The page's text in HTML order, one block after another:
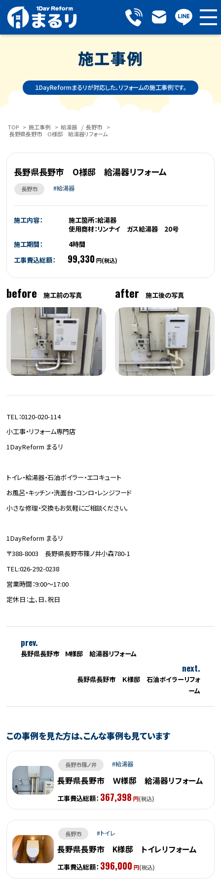
施工事例
１DayReformまるリが対応した、リフォームの施工事例です。
TOP > 施工事例 > 給湯器 / 長野市
>
長野県長野市 O様邸 給湯器リフォーム
長野県長野市 O様邸 給湯器リフォーム
長野市 給湯器
施工内容：
施工箇所：給湯器
使用商材：リンナイ ガス給湯器 20号
施工期間：
4時間
工事費込総額：
99,330 円(税込)
before 施工前の写真 after 施工後の写真
TEL：0120-020-114
小工事・リフォーム専門店
1DayReform まるリ
トイレ・給湯器・石油ボイラー・エコキュート
お風呂・キッチン・洗面台・コンロ・レンジフード
小さな修理・交換もお気軽にご相談ください。
1DayReform まるリ
〒388-8003 長野県長野市篠ノ井小森780-1
TEL:026-292-0238
営業時間：9:00～17:00
定休日：土、日、祝日
prev.
長野県長野市 Ｍ様邸 給湯器リフォーム
next.
長野県長野市 Ｋ様邸 石油ボイラーリフォ
ーム
この事例を見た方は、こんな事例も見ています
長野市篠ノ井 給湯器
長野県長野市 Ｗ様邸 給湯器リフォーム
工事費込総額： 367,398 円(税込)
長野市 トイレ
長野県長野市 K様邸 トイレリフォーム
工事費込総額： 396,000 円(税込)